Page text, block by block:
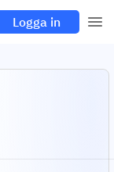
Logga in